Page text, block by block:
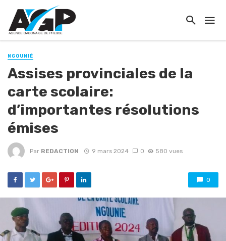
NGOUNIÉ
Assises provinciales de la
carte scolaire:
d’importantes résolutions
émises
Par REDACTION 9 mars 2024 0 580 vues
0